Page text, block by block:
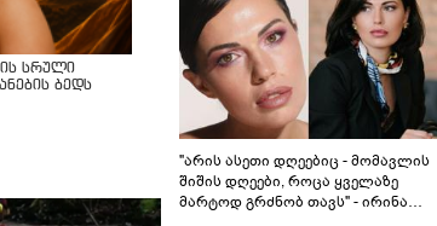
სრული
ბედს
"არის ასეთი დღეებიც - მომავლის
შიშის დღეები, როცა ყველაზე
მარტოდ გრძნობ თავს" - ირინა